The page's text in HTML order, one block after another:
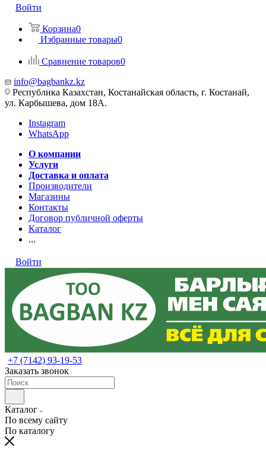
Войти
Корзина0
Избранные товары0
Сравнение товаров0
info@bagbankz.kz
Республика Казахстан, Костанайская область, г. Костанай,
ул. Карбышева, дом 18А.
Instagram
WhatsApp
О компании
Услуги
Доставка и оплата
Производители
Магазины
Контакты
Договор публичной оферты
Каталог
...
Войти
+7 (7142) 93-19-53
Заказать звонок
Каталог
По всему сайту
По каталогу